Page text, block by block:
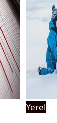
Yerel